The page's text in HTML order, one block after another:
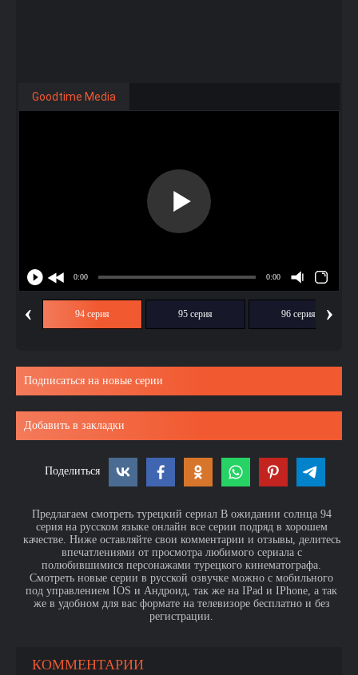
Goodtime Media
‹ 94 серия 95 серия 96 серия ›
Подписаться на новые серии
Добавить в закладки
Поделиться
Предлагаем смотреть турецкий сериал В ожидании солнца 94
серия на русском языке онлайн все серии подряд в хорошем
качестве. Ниже оставляйте свои комментарии и отзывы, делитесь
впечатлениями от просмотра любимого сериала с
полюбившимися персонажами турецкого кинематографа.
Смотреть новые серии в русской озвучке можно с мобильного
под управлением IOS и Андроид, так же на IPad и IPhone, а так
же в удобном для вас формате на телевизоре бесплатно и без
регистрации.
КОММЕНТАРИИ